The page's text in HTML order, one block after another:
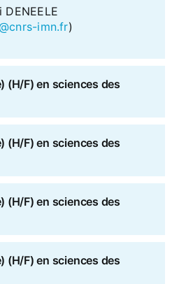
imn.fr)
(H/F) en sciences des
(H/F) en sciences des
(H/F) en sciences des
(H/F) en sciences des